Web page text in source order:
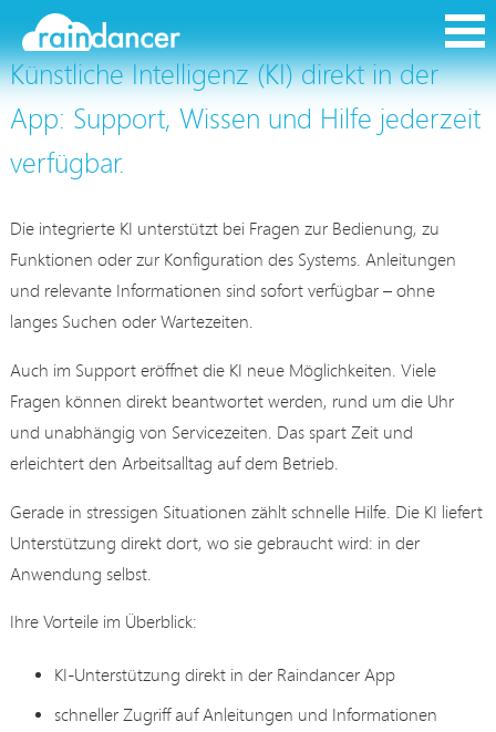
Künstliche Intelligenz (KI) direkt in der
App: Support, Wissen und Hilfe jederzeit
verfügbar.
Die integrierte KI unterstützt bei Fragen zur Bedienung, zu
Funktionen oder zur Konfiguration des Systems. Anleitungen
und relevante Informationen sind sofort verfügbar – ohne
langes Suchen oder Wartezeiten.
Auch im Support eröffnet die KI neue Möglichkeiten. Viele
Fragen können direkt beantwortet werden, rund um die Uhr
und unabhängig von Servicezeiten. Das spart Zeit und
erleichtert den Arbeitsalltag auf dem Betrieb.
Gerade in stressigen Situationen zählt schnelle Hilfe. Die KI liefert
Unterstützung direkt dort, wo sie gebraucht wird: in der
Anwendung selbst.
Ihre Vorteile im Überblick:
KI-Unterstützung direkt in der Raindancer App
schneller Zugriff auf Anleitungen und Informationen